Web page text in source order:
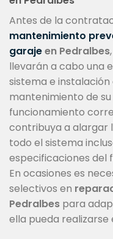
Antes de la
mantenimiento
garajeen Pedralbes
llevarán a cabo una
sistema e
mantenimiento de
funcionamiento
contribuya a alargar
todo el sistema
especificaciones del
En ocasiones es
selectivos en
Pedralbes para
ella pueda